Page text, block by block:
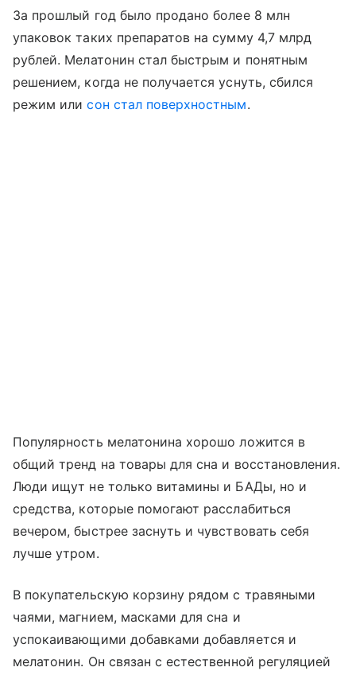
За прошлый год было продано более 8 млн
упаковок таких препаратов на сумму 4,7 млрд
рублей. Мелатонин стал быстрым и понятным
решением, когда не получается уснуть, сбился
режим илисон стал поверхностным.
Популярность мелатонина хорошо ложится в
общий тренд на товары для сна и восстановления.
Люди ищут не только витамины и БАДы, но и
средства, которые помогают расслабиться
вечером, быстрее заснуть и чувствовать себя
лучше утром.
В покупательскую корзину рядом с травяными
чаями, магнием, масками для сна и
успокаивающими добавками добавляется и
мелатонин. Он связан с естественной регуляцией